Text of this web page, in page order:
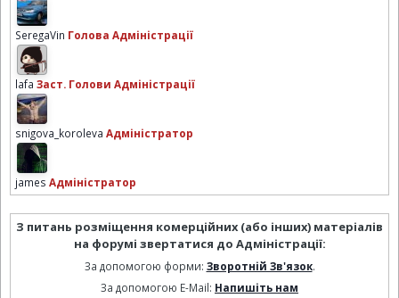
SeregaVin Голова Адміністрації
lafa Заст. Голови Адміністрації
snigova_koroleva Адміністратор
james Адміністратор
З питань розміщення комерційних (або інших) матеріалів
на форумі звертатися до Адміністрації:
За допомогою форми: Зворотній Зв'язок.
За допомогою E-Mail: Напишіть нам